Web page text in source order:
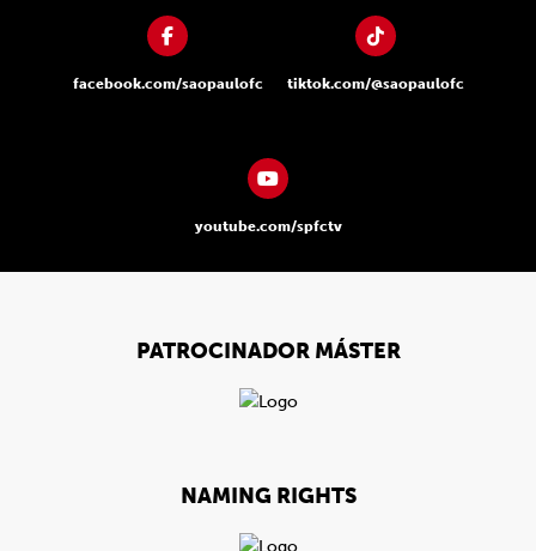
facebook.com/saopaulofc tiktok.com/@saopaulofc
youtube.com/spfctv
PATROCINADOR MÁSTER
NAMING RIGHTS